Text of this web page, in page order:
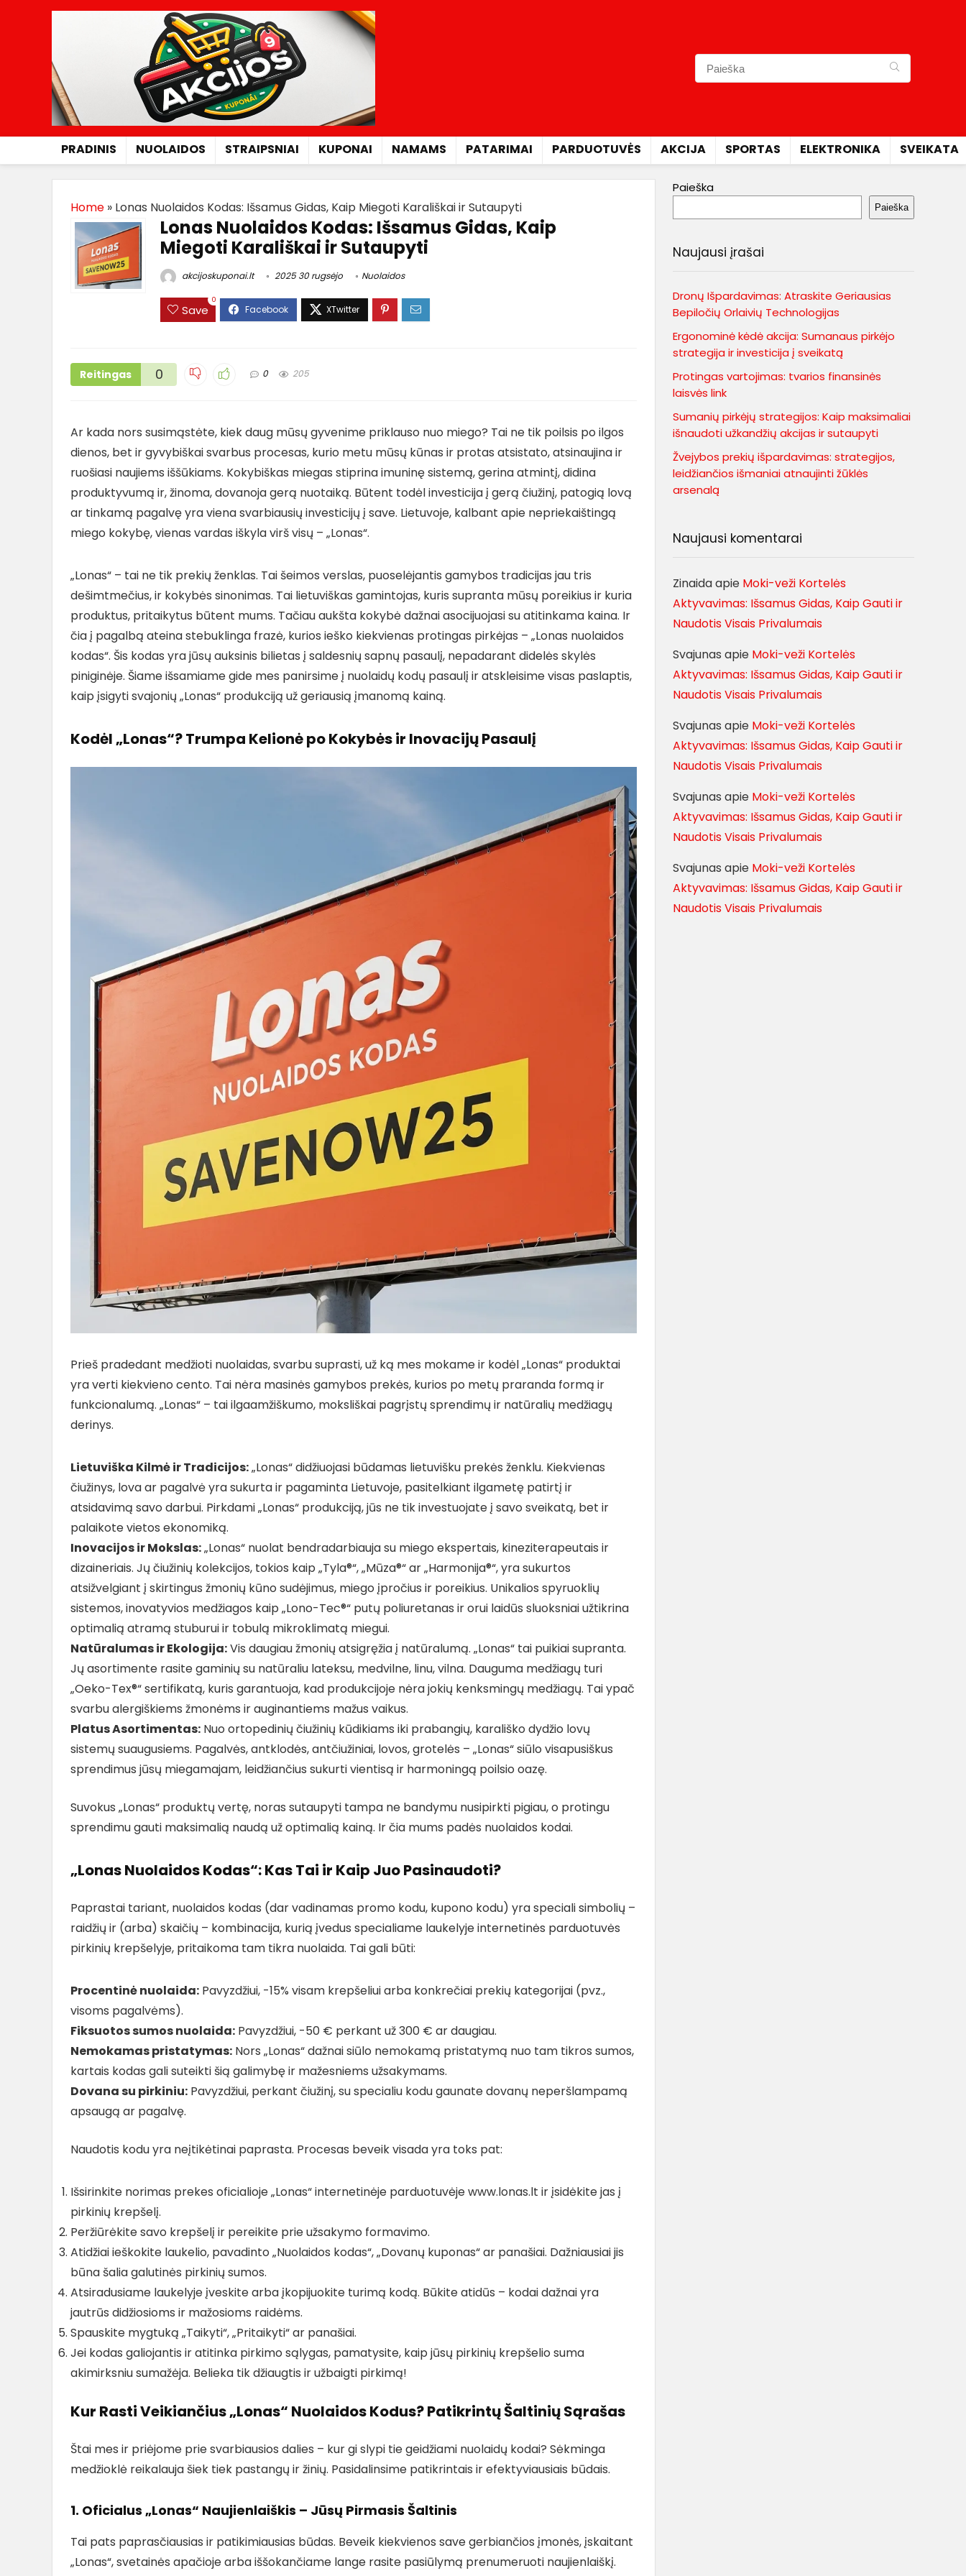
PRADINIS NUOLAIDOS STRAIPSNIAI KUPONAI NAMAMS PATARIMAI PARDUOTUVĖS AKCIJA SPORTAS ELEKTRONIKA SVEIKATA
Home » Lonas Nuolaidos Kodas: Išsamus Gidas, Kaip Miegoti Karališkai ir Sutaupyti
Lonas Nuolaidos Kodas: Išsamus Gidas, Kaip
Miegoti Karališkai ir Sutaupyti
akcijoskuponai.lt 2025 30 rugsėjo Nuolaidos
Save
0
Reitingas 0 0 205
Ar kada nors susimąstėte, kiek daug mūsų gyvenime priklauso nuo miego? Tai ne tik poilsis po ilgos
dienos, bet ir gyvybiškai svarbus procesas, kurio metu mūsų kūnas ir protas atsistato, atsinaujina ir
ruošiasi naujiems iššūkiams. Kokybiškas miegas stiprina imuninę sistemą, gerina atmintį, didina
produktyvumą ir, žinoma, dovanoja gerą nuotaiką. Būtent todėl investicija į gerą čiužinį, patogią lovą
ar tinkamą pagalvę yra viena svarbiausių investicijų į save. Lietuvoje, kalbant apie nepriekaištingą
miego kokybę, vienas vardas iškyla virš visų – „Lonas“.
„Lonas“ – tai ne tik prekių ženklas. Tai šeimos verslas, puoselėjantis gamybos tradicijas jau tris
dešimtmečius, ir kokybės sinonimas. Tai lietuviškas gamintojas, kuris supranta mūsų poreikius ir kuria
produktus, pritaikytus būtent mums. Tačiau aukšta kokybė dažnai asocijuojasi su atitinkama kaina. Ir
čia į pagalbą ateina stebuklinga frazė, kurios ieško kiekvienas protingas pirkėjas – „Lonas nuolaidos
kodas“. Šis kodas yra jūsų auksinis bilietas į saldesnių sapnų pasaulį, nepadarant didelės skylės
piniginėje. Šiame išsamiame gide mes panirsime į nuolaidų kodų pasaulį ir atskleisime visas paslaptis,
kaip įsigyti svajonių „Lonas“ produkciją už geriausią įmanomą kainą.
Kodėl „Lonas“? Trumpa Kelionė po Kokybės ir Inovacijų Pasaulį
Prieš pradedant medžioti nuolaidas, svarbu suprasti, už ką mes mokame ir kodėl „Lonas“ produktai
yra verti kiekvieno cento. Tai nėra masinės gamybos prekės, kurios po metų praranda formą ir
funkcionalumą. „Lonas“ – tai ilgaamžiškumo, moksliškai pagrįstų sprendimų ir natūralių medžiagų
derinys.
Lietuviška Kilmė ir Tradicijos:„Lonas“ didžiuojasi būdamas lietuvišku prekės ženklu. Kiekvienas
čiužinys, lova ar pagalvė yra sukurta ir pagaminta Lietuvoje, pasitelkiant ilgametę patirtį ir
atsidavimą savo darbui. Pirkdami „Lonas“ produkciją, jūs ne tik investuojate į savo sveikatą, bet ir
palaikote vietos ekonomiką.
Inovacijos ir Mokslas:„Lonas“ nuolat bendradarbiauja su miego ekspertais, kineziterapeutais ir
dizaineriais. Jų čiužinių kolekcijos, tokios kaip „Tyla®“, „Mūza®“ ar „Harmonija®“, yra sukurtos
atsižvelgiant į skirtingus žmonių kūno sudėjimus, miego įpročius ir poreikius. Unikalios spyruoklių
sistemos, inovatyvios medžiagos kaip „Lono-Tec®“ putų poliuretanas ir orui laidūs sluoksniai užtikrina
optimalią atramą stuburui ir tobulą mikroklimatą miegui.
Natūralumas ir Ekologija:Vis daugiau žmonių atsigręžia į natūralumą. „Lonas“ tai puikiai supranta.
Jų asortimente rasite gaminių su natūraliu lateksu, medvilne, linu, vilna. Dauguma medžiagų turi
„Oeko-Tex®“ sertifikatą, kuris garantuoja, kad produkcijoje nėra jokių kenksmingų medžiagų. Tai ypač
svarbu alergiškiems žmonėms ir auginantiems mažus vaikus.
Platus Asortimentas: Nuo ortopedinių čiužinių kūdikiams iki prabangių, karališko dydžio lovų
sistemų suaugusiems. Pagalvės, antklodės, antčiužiniai, lovos, grotelės – „Lonas“ siūlo visapusiškus
sprendimus jūsų miegamajam, leidžiančius sukurti vientisą ir harmoningą poilsio oazę.
Suvokus „Lonas“ produktų vertę, noras sutaupyti tampa ne bandymu nusipirkti pigiau, o protingu
sprendimu gauti maksimalią naudą už optimalią kainą. Ir čia mums padės nuolaidos kodai.
„Lonas Nuolaidos Kodas“: Kas Tai ir Kaip Juo Pasinaudoti?
Paprastai tariant, nuolaidos kodas (dar vadinamas promo kodu, kupono kodu) yra speciali simbolių –
raidžių ir (arba) skaičių – kombinacija, kurią įvedus specialiame laukelyje internetinės parduotuvės
pirkinių krepšelyje, pritaikoma tam tikra nuolaida. Tai gali būti:
Procentinė nuolaida: Pavyzdžiui, -15% visam krepšeliui arba konkrečiai prekių kategorijai (pvz.,
visoms pagalvėms).
Fiksuotos sumos nuolaida: Pavyzdžiui, -50 € perkant už 300 € ar daugiau.
Nemokamas pristatymas: Nors „Lonas“ dažnai siūlo nemokamą pristatymą nuo tam tikros sumos,
kartais kodas gali suteikti šią galimybę ir mažesniems užsakymams.
Dovana su pirkiniu: Pavyzdžiui, perkant čiužinį, su specialiu kodu gaunate dovanų neperšlampamą
apsaugą ar pagalvę.
Naudotis kodu yra neįtikėtinai paprasta. Procesas beveik visada yra toks pat:
Išsirinkite norimas prekes oficialioje „Lonas“ internetinėje parduotuvėje www.lonas.lt ir įsidėkite jas į
pirkinių krepšelį.
Peržiūrėkite savo krepšelį ir pereikite prie užsakymo formavimo.
Atidžiai ieškokite laukelio, pavadinto „Nuolaidos kodas“, „Dovanų kuponas“ ar panašiai. Dažniausiai jis
būna šalia galutinės pirkinių sumos.
Atsiradusiame laukelyje įveskite arba įkopijuokite turimą kodą. Būkite atidūs – kodai dažnai yra
jautrūs didžiosioms ir mažosioms raidėms.
Spauskite mygtuką „Taikyti“, „Pritaikyti“ ar panašiai.
Jei kodas galiojantis ir atitinka pirkimo sąlygas, pamatysite, kaip jūsų pirkinių krepšelio suma
akimirksniu sumažėja. Belieka tik džiaugtis ir užbaigti pirkimą!
Kur Rasti Veikiančius „Lonas“ Nuolaidos Kodus? Patikrintų Šaltinių Sąrašas
Štai mes ir priėjome prie svarbiausios dalies – kur gi slypi tie geidžiami nuolaidų kodai? Sėkminga
medžioklė reikalauja šiek tiek pastangų ir žinių. Pasidalinsime patikrintais ir efektyviausiais būdais.
1. Oficialus „Lonas“ Naujienlaiškis – Jūsų Pirmasis Šaltinis
Tai pats paprasčiausias ir patikimiausias būdas. Beveik kiekvienos save gerbiančios įmonės, įskaitant
„Lonas“, svetainės apačioje arba iššokančiame lange rasite pasiūlymą prenumeruoti naujienlaiškį.
Paieška
Paieška
Naujausi įrašai
Dronų Išpardavimas: Atraskite Geriausias
Bepiločių Orlaivių Technologijas
Ergonominė kėdė akcija: Sumanaus pirkėjo
strategija ir investicija į sveikatą
Protingas vartojimas: tvarios finansinės
laisvės link
Sumanių pirkėjų strategijos: Kaip maksimaliai
išnaudoti užkandžių akcijas ir sutaupyti
Žvejybos prekių išpardavimas: strategijos,
leidžiančios išmaniai atnaujinti žūklės
arsenalą
Naujausi komentarai
Zinaidaapie Moki-veži Kortelės
Aktyvavimas: Išsamus Gidas, Kaip Gauti ir
Naudotis Visais Privalumais
Svajunas apie Moki-veži Kortelės
Aktyvavimas: Išsamus Gidas, Kaip Gauti ir
Naudotis Visais Privalumais
Svajunas apie Moki-veži Kortelės
Aktyvavimas: Išsamus Gidas, Kaip Gauti ir
Naudotis Visais Privalumais
Svajunas apie Moki-veži Kortelės
Aktyvavimas: Išsamus Gidas, Kaip Gauti ir
Naudotis Visais Privalumais
Svajunas apie Moki-veži Kortelės
Aktyvavimas: Išsamus Gidas, Kaip Gauti ir
Naudotis Visais Privalumais